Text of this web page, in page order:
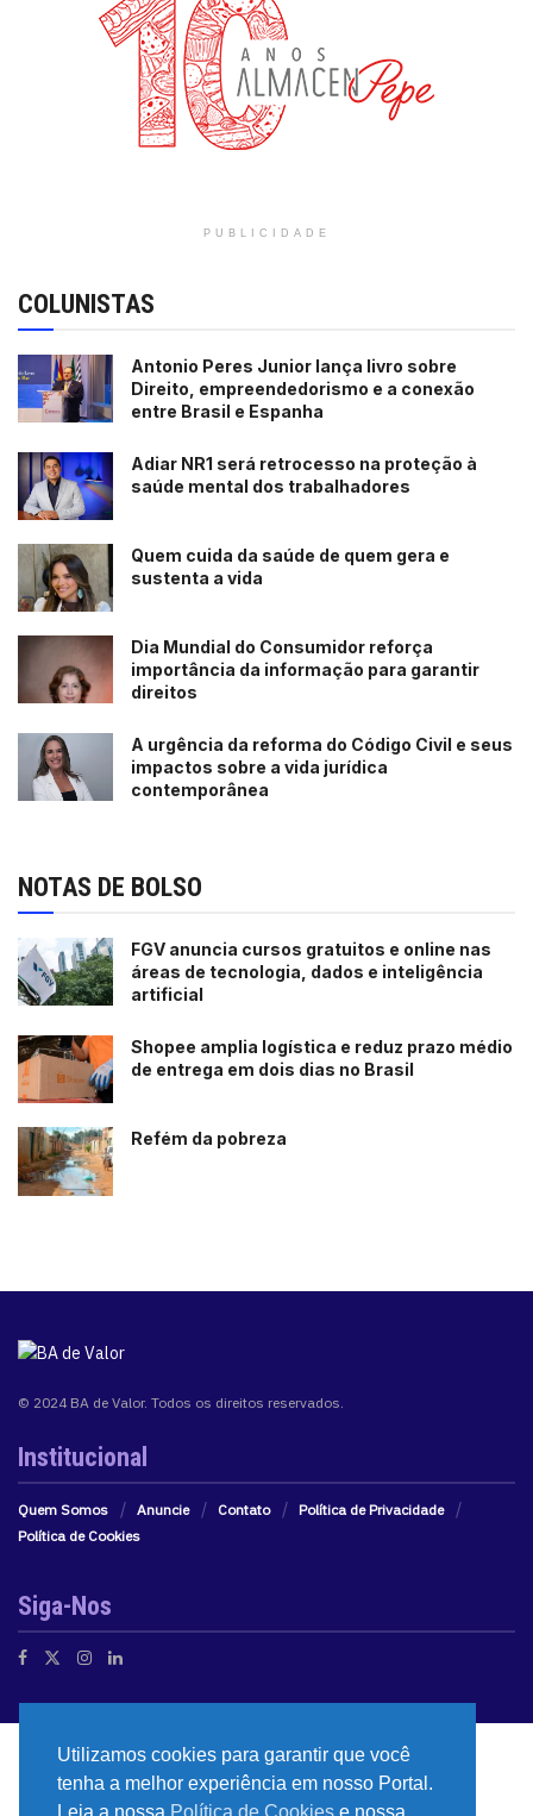
PUBLICIDADE
COLUNISTAS
Antonio Peres Junior lança livro sobre
Direito, empreendedorismo e a conexão
entre Brasil e Espanha
Adiar NR1 será retrocesso na proteção à
saúde mental dos trabalhadores
Quem cuida da saúde de quem gera e
sustenta a vida
Dia Mundial do Consumidor reforça
importância da informação para garantir
direitos
A urgência da reforma do Código Civil e seus
impactos sobre a vida jurídica
contemporânea
NOTAS DE BOLSO
FGV anuncia cursos gratuitos e online nas
áreas de tecnologia, dados e inteligência
artificial
Shopee amplia logística e reduz prazo médio
de entrega em dois dias no Brasil
Refém da pobreza
© 2024 BA de Valor. Todos os direitos reservados.
Institucional
Quem Somos Anuncie Contato
Política de Privacidade
Política de Cookies
Siga-Nos
Utilizamos cookies para garantir que você
tenha a melhor experiência em nosso Portal.
Leia a nossa Política de Cookies e nossa